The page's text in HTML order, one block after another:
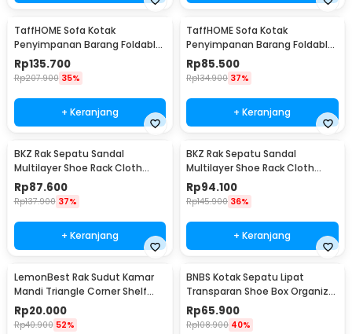
TaffHOME Sofa Kotak
Penyimpanan Barang Foldable
Storage Box 76x38x36.5cm -
L1705
Rp135.700
Rp207.900 35%
+ Keranjang
TaffHOME Sofa Kotak
Penyimpanan Barang Foldable
Storage Box 38x38x36.5cm -
L1705
Rp85.500
Rp134.900 37%
+ Keranjang
BKZ Rak Sepatu Sandal
Multilayer Shoe Rack Cloth
Storage 7 Layer - F10
Rp87.600
Rp137.900 37%
+ Keranjang
BKZ Rak Sepatu Sandal
Multilayer Shoe Rack Cloth
Storage 9 Layer - F10
Rp94.100
Rp145.900 36%
+ Keranjang
LemonBest Rak Sudut Kamar
Mandi Triangle Corner Shelf
Stainless Steel - G49
Rp20.000
Rp40.900 52%
BNBS Kotak Sepatu Lipat
Transparan Shoe Box Organizer
6 PCS Size L - LF010
Rp65.900
Rp108.900 40%